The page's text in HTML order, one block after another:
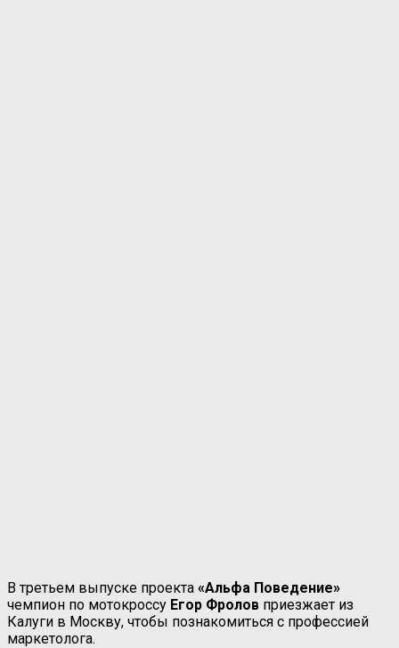
В третьем выпуске проекта «Альфа Поведение»
чемпион по мотокроссу Егор Фролов приезжает из
Калуги в Москву, чтобы познакомиться с профессией
маркетолога.